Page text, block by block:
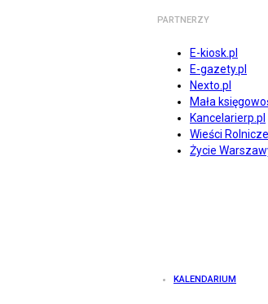
PARTNERZY
E-kiosk.pl
E-gazety.pl
Nexto.pl
Mała
Kancelarierp.pl
Wieści Rolnicze
Życie
KALENDARIUM